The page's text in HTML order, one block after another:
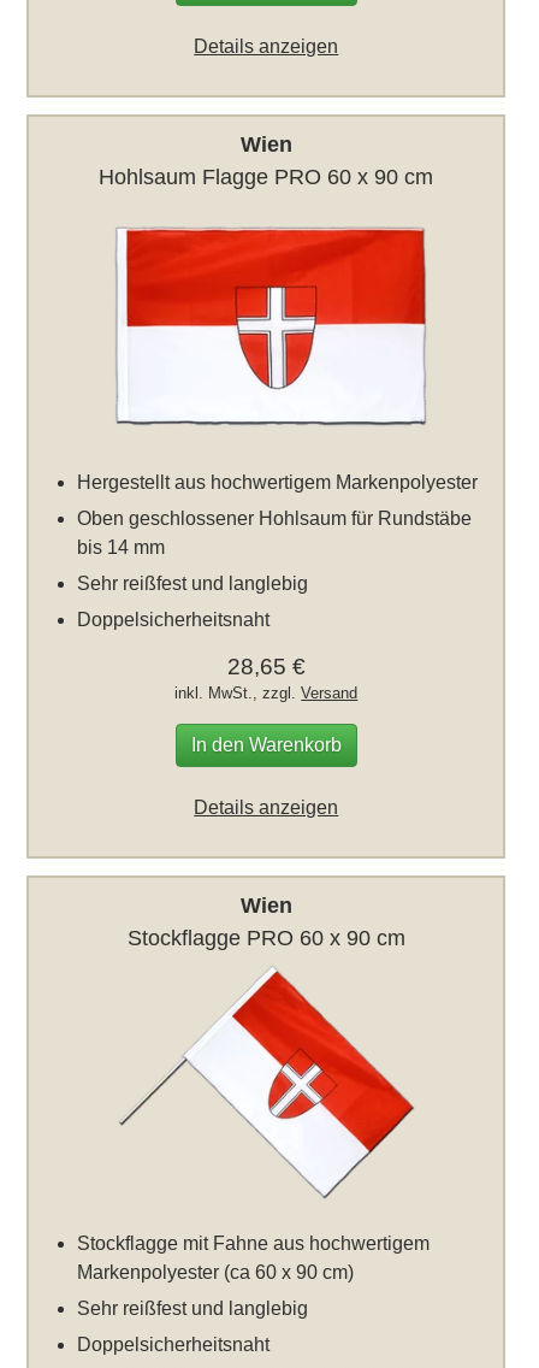
Details anzeigen
Wien
Hohlsaum Flagge PRO 60 x 90 cm
Hergestellt aus hochwertigem Markenpolyester
Oben geschlossener Hohlsaum für Rundstäbe
bis 14 mm
Sehr reißfest und langlebig
Doppelsicherheitsnaht
28,65 €
inkl. MwSt., zzgl.Versand
In den Warenkorb
Details anzeigen
Wien
Stockflagge PRO 60 x 90 cm
Stockflagge mit Fahne aus hochwertigem
Markenpolyester (ca 60 x 90 cm)
Sehr reißfest und langlebig
Doppelsicherheitsnaht